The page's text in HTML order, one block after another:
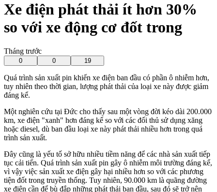
Xe điện phát thải ít hơn 30%
so với xe động cơ đốt trong
Tháng trước
0 0 19
Quá trình sản xuất pin khiến xe điện ban đầu có phần ô nhiễm hơn,
tuy nhiên theo thời gian, lượng phát thải của loại xe này được giảm
đáng kể.
Một nghiên cứu tại Đức cho thấy sau một vòng đời kéo dài 200.000
km, xe điện "xanh" hơn đáng kể so với các đối thủ sử dụng xăng
hoặc diesel, dù ban đầu loại xe này phát thải nhiều hơn trong quá
trình sản xuất.
Đây cũng là yếu tố sở hữu nhiều tiềm năng để các nhà sản xuất tiếp
tục cải tiến. Quá trình sản xuất pin gây ô nhiễm môi trường đáng kể,
vì vậy việc sản xuất xe điện gây hại nhiều hơn so với các phương
tiện đốt trong truyền thống. Tuy nhiên, 90.000 km là quãng đường
xe điện cần để bù đắp những phát thải ban đầu, sau đó sẽ trở nên